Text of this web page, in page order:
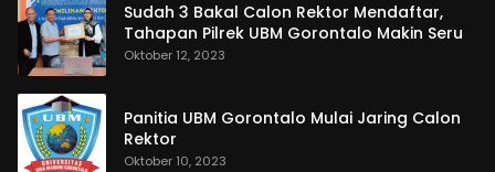
Sudah 3 Bakal Calon Rektor Mendaftar,
Tahapan Pilrek UBM Gorontalo Makin Seru
Oktober 12, 2023
Panitia UBM Gorontalo Mulai Jaring Calon
Rektor
Oktober 10, 2023